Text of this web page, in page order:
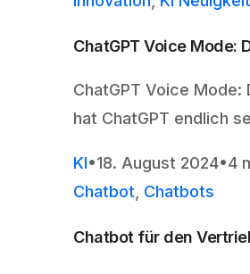
ChatGPT Voice Mode:
ChatGPT Voice
hat ChatGPT endlich
KI 18. August 2024 4
Chatbot, Chatbots
Chatbot für den